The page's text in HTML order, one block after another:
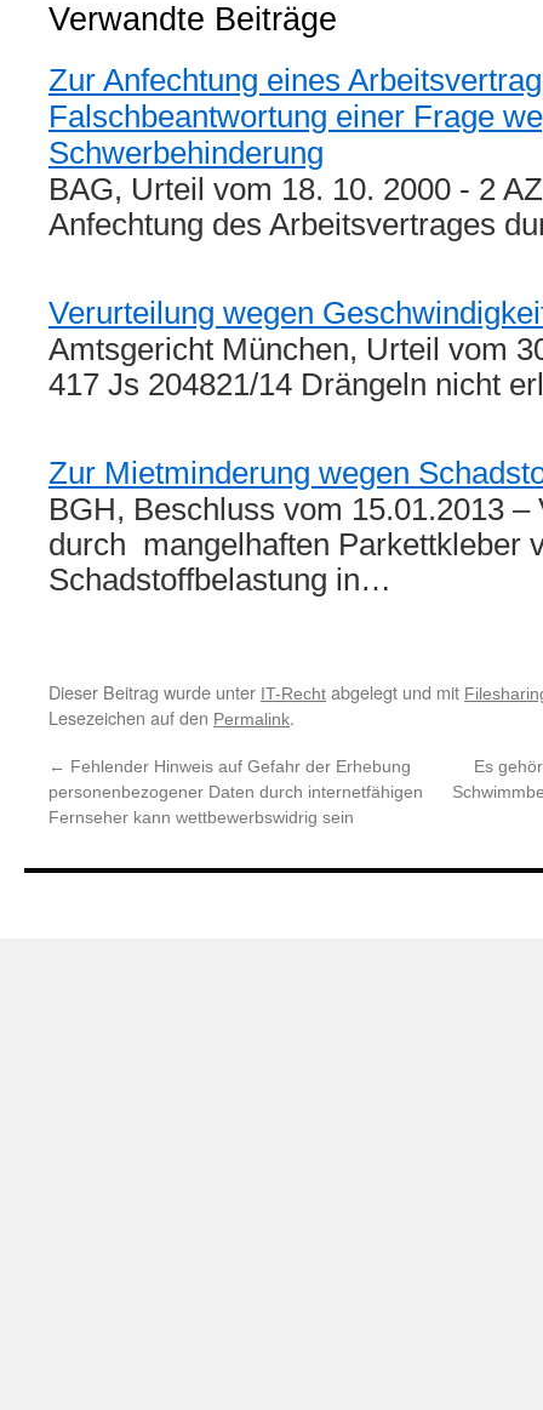
Verwandte Beiträge
Zur Anfechtung eines
Falschbeantwortung einer Frage
Schwerbehinderung
BAG, Urteil vom 18. 10. 2000 - 2
Anfechtung des Arbeitsvertrages
Verurteilung wegen
Amtsgericht München, Urteil vom
417 Js 204821/14 Drängeln nicht
Zur Mietminderung wegen
BGH, Beschluss vom 15.01.2013 –
durch mangelhaften Parkettkleber
Schadstoffbelastung in…
Dieser Beitrag wurde unter IT-Recht abgelegt und mit
Lesezeichen auf den Permalink.
← Fehlender Hinweis auf Gefahr der Erhebung
personenbezogener Daten durch internetfähigen
Fernseher kann wettbewerbswidrig sein
Es